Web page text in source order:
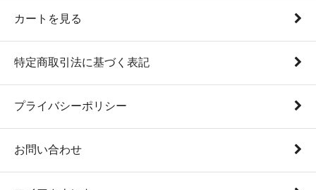
カートを見る
特定商取引法に基づく表記
プライバシーポリシー
お問い合わせ